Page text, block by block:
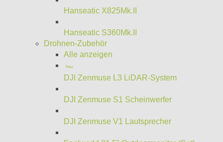
Hanseatic X825Mk.II
Hanseatic S360Mk.II
Drohnen-Zubehör
Alle anzeigen
Neu
DJI Zenmuse L3 LiDAR-System
DJI Zenmuse S1 Scheinwerfer
DJI Zenmuse V1 Lautsprecher